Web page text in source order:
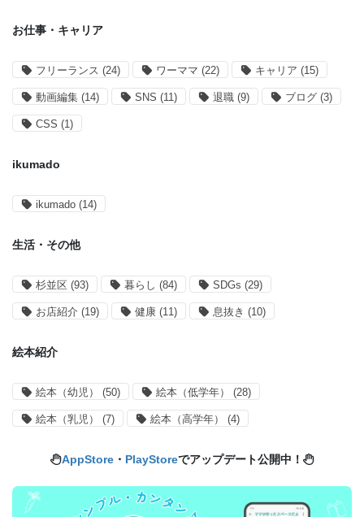
お仕事・キャリア
フリーランス (24) ワーママ (22) キャリア (15)
動画編集 (14) SNS (11) 退職 (9) ブログ (3)
CSS (1)
ikumado
ikumado (14)
生活・その他
杉並区 (93) 暮らし (84) SDGs (29)
お店紹介 (19) 健康 (11) 息抜き (10)
絵本紹介
絵本（幼児） (50) 絵本（低学年） (28)
絵本（乳児） (7) 絵本（高学年） (4)
AppStore・ PlayStoreでアップデート公開中！